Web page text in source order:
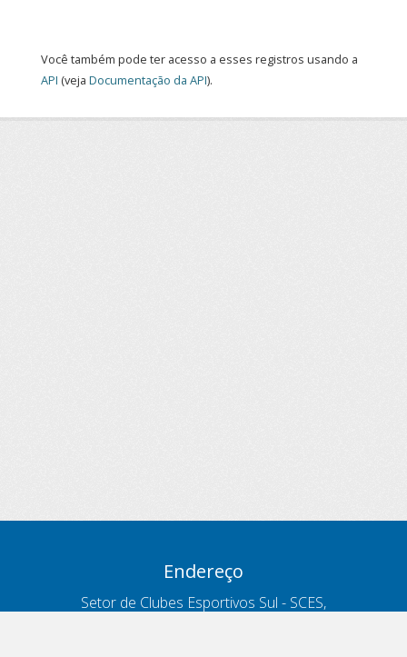
Você também pode ter acesso a esses registros usando a
API (veja Documentação da API).
Endereço
Setor de Clubes Esportivos Sul - SCES,